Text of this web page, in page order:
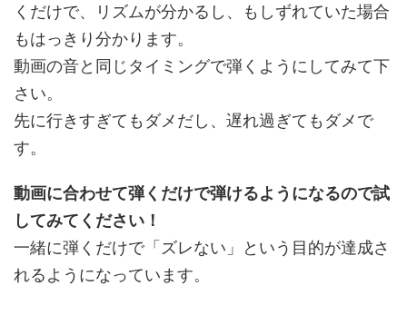
くだけで、リズムが分かるし、もしずれていた場合
もはっきり分かります。
動画の音と同じタイミングで弾くようにしてみて下
さい。
先に行きすぎてもダメだし、遅れ過ぎてもダメで
す。
動画に合わせて弾くだけで弾けるようになるので試
してみてください！
一緒に弾くだけで「ズレない」という目的が達成さ
れるようになっています。